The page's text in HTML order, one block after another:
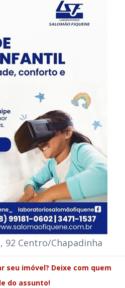
92 Centro/Chapadinha
seu imóvel? Deixe com quem
do assunto!